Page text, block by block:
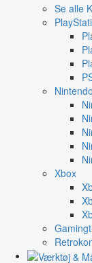
Se alle
Nintendo
Xbox